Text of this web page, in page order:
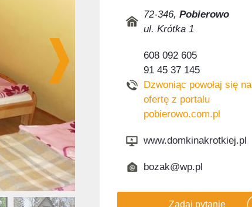
72-346, Pobierowo
ul. Krótka 1
608 092 605
91 45 37 145
Dzwoniąc powołaj się na
ofertę z portalu
pobierowo.com.pl
www.domkinakrotkiej.pl
bozak@wp.pl